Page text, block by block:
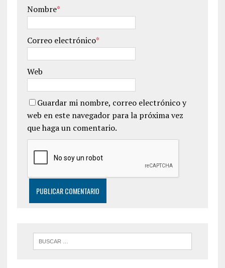
Nombre*
Correo electrónico*
Web
Guardar mi nombre, correo electrónico y
web en este navegador para la próxima vez
que haga un comentario.